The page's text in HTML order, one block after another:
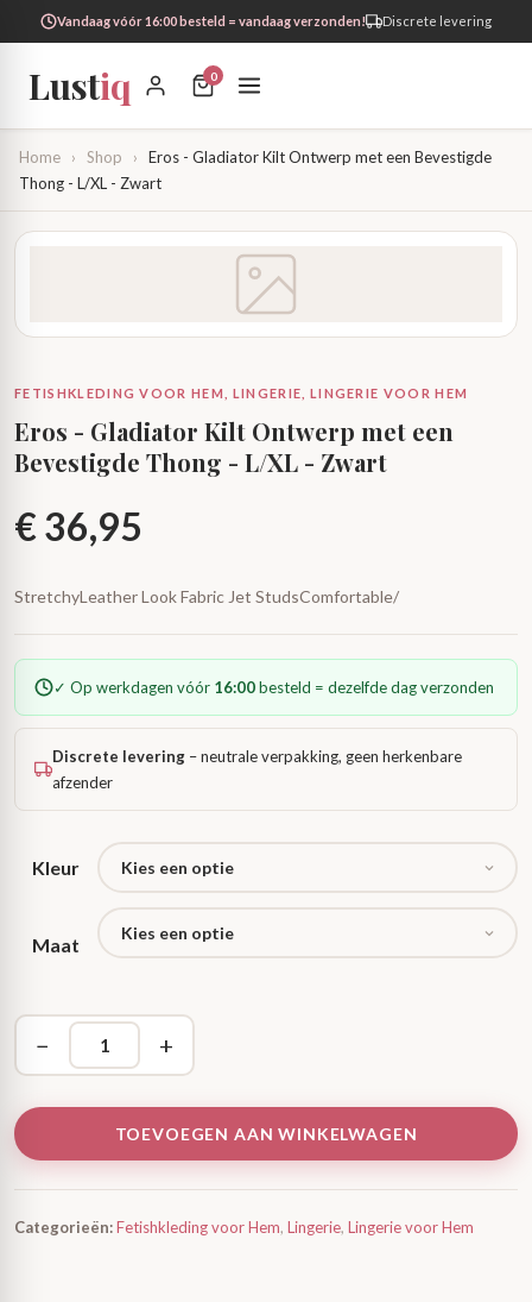
Vandaag vóór 16:00 besteld = vandaag verzonden! Discrete levering
Lustiq 0
Home › Shop ›
Eros - Gladiator Kilt Ontwerp met een Bevestigde
Thong - L/XL - Zwart
FETISHKLEDING VOOR HEM, LINGERIE, LINGERIE VOOR HEM
Eros - Gladiator Kilt Ontwerp met een
Bevestigde Thong - L/XL - Zwart
€36,95
StretchyLeather Look Fabric Jet StudsComfortable/
✓ Op werkdagen vóór 16:00besteld = dezelfde dag verzonden
Discrete levering – neutrale verpakking, geen herkenbare
afzender
Kleur
Maat
− +
TOEVOEGEN AAN WINKELWAGEN
Categorieën:Fetishkleding voor Hem, Lingerie, Lingerie voor Hem